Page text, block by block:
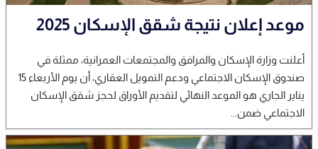
موعد إعلان نتيجة شقق الإسكان 2025
أعلنت وزارة الإسكان والمرافق والمجتمعات العمرانية، ممثلة في
صندوق الإسكان الاجتماعي ودعم التمويل العقاري، أن يوم الأربعاء 15
يناير الجاري هو الموعد النهائي لتقديم الأوراق لحجز شقق الإسكان
الاجتماعي ضمن...